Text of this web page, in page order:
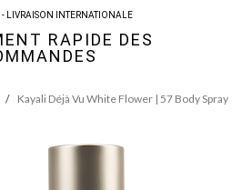
- LIVRAISON INTERNATIONALE
RAPIDE DES
Kayali Déjà Vu White Flower | 57 Body Spray